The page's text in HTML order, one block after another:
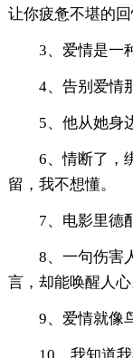
让你疲惫不堪的回
3、爱情是一
4、告别爱情
5、他从她身
6、情断了，
留，我不想懂。
7、电影里德
8、一句伤害
言，却能唤醒人心
9、爱情就像